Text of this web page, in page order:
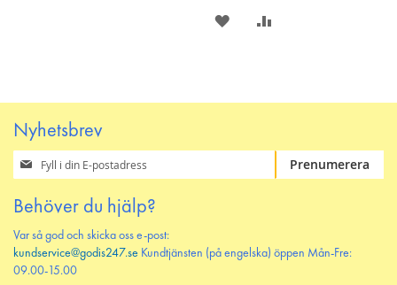
SPARA
Nyhetsbrev
Prenumerera
på
nyhetsbrev
Prenumerera
Behöver du hjälp?
Var så god och skicka oss e-post:
kundservice@godis247.se Kundtjänsten (på engelska) öppen Mån-Fre:
09.00-15.00